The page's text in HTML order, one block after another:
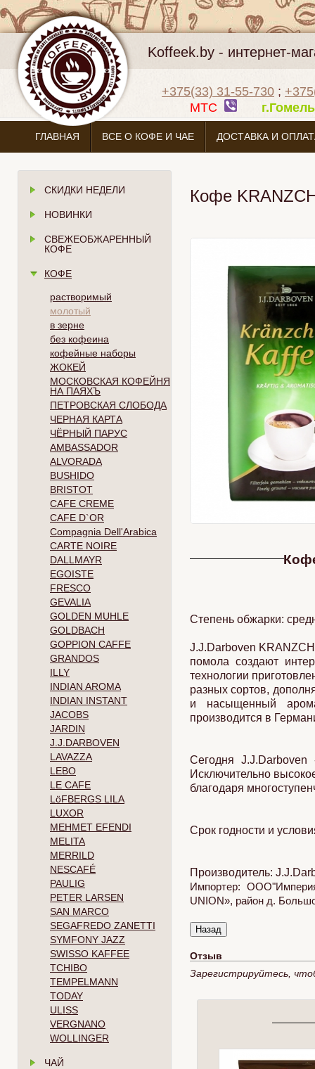
Koffeek.by - интернет-
+375(33) 31-55-730 ;
МТС
ГЛАВНАЯ ВСЕ О КОФЕ И ЧАЕ ДОСТАВКА И
СКИДКИ НЕДЕЛИ
НОВИНКИ
СВЕЖЕОБЖАРЕННЫЙ
КОФЕ
КОФЕ
растворимый
молотый
в зерне
без кофеина
кофейные наборы
ЖОКЕЙ
МОСКОВСКАЯ КОФЕЙНЯ
НА ПАЯХЪ
ПЕТРОВСКАЯ СЛОБОДА
ЧЕРНАЯ КАРТА
ЧЁРНЫЙ ПАРУС
AMBASSADOR
ALVORADA
BUSHIDO
BRISTOT
CAFE CREME
CAFE D`OR
Compagnia Dell'Arabica
CARTE NOIRE
DALLMAYR
EGOISTE
FRESCO
GEVALIA
GOLDEN MUHLE
GOLDBACH
GOPPION CAFFE
GRANDOS
ILLY
INDIAN AROMA
INDIAN INSTANT
JACOBS
JARDIN
J.J.DARBOVEN
LAVAZZA
LEBO
LE CAFE
LöFBERGS LILA
LUXOR
MEHMET EFENDI
MELITA
MERRILD
NESCAFÉ
PAULIG
PETER LARSEN
SAN MARCO
SEGAFREDO ZANETTI
SYMFONY JAZZ
SWISSO KAFFEE
TCHIBO
TEMPELMANN
TODAY
ULISS
VERGNANO
WOLLINGER
ЧАЙ
Кофе
Степень обжарки:
J.J.Darboven
помола создают
технологии
разных сортов,
и насыщенный
производится в
Сегодня
Исключительно
благодаря
Срок годности и
Производитель:
Импортер:
UNION», район д.
Отзыв
Зарегистрируйтесь,